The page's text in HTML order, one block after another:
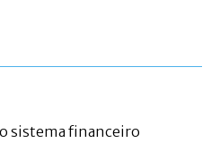
sistema financeiro